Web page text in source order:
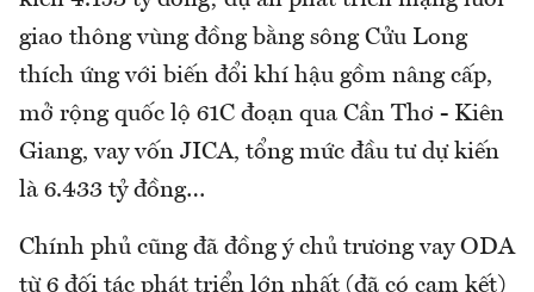
giao thông vùng đồng bằng sông Cửu Long
thích ứng với biến đổi khí hậu gồm nâng cấp,
mở rộng quốc lộ 61C đoạn qua Cần Thơ - Kiên
Giang, vay vốn JICA, tổng mức đầu tư dự kiến
là 6.433 tỷ đồng…
Chính phủ cũng đã đồng ý chủ trương vay ODA
từ 6 đối tác phát triển lớn nhất (đã có cam kết)